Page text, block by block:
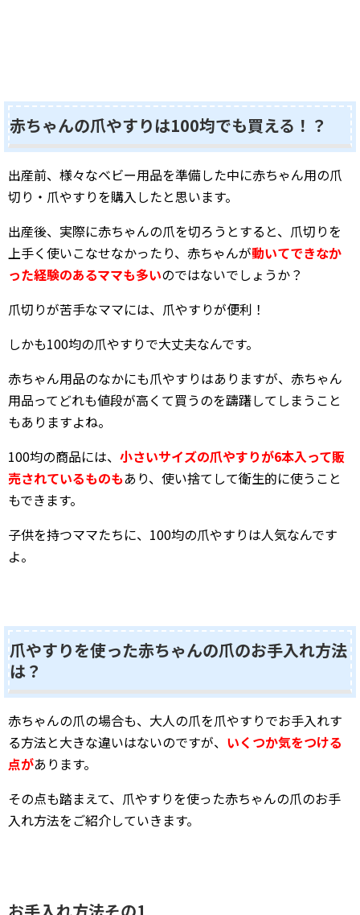
赤ちゃんの爪やすりは100均でも買える！？
出産前、様々なベビー用品を準備した中に赤ちゃん用の爪
切り・爪やすりを購入したと思います。
出産後、実際に赤ちゃんの爪を切ろうとすると、爪切りを
上手く使いこなせなかったり、赤ちゃんが動いてできなか
った経験のあるママも多いのではないでしょうか？
爪切りが苦手なママには、爪やすりが便利！
しかも100均の爪やすりで大丈夫なんです。
赤ちゃん用品のなかにも爪やすりはありますが、赤ちゃん
用品ってどれも値段が高くて買うのを躊躇してしまうこと
もありますよね。
100均の商品には、 小さいサイズの爪やすりが6本入って販
売されているものもあり、使い捨てして衛生的に使うこと
もできます。
子供を持つママたちに、100均の爪やすりは人気なんです
よ。
爪やすりを使った赤ちゃんの爪のお手入れ方法
は？
赤ちゃんの爪の場合も、大人の爪を爪やすりでお手入れす
る方法と大きな違いはないのですが、 いくつか気をつける
点があります。
その点も踏まえて、爪やすりを使った赤ちゃんの爪のお手
入れ方法をご紹介していきます。